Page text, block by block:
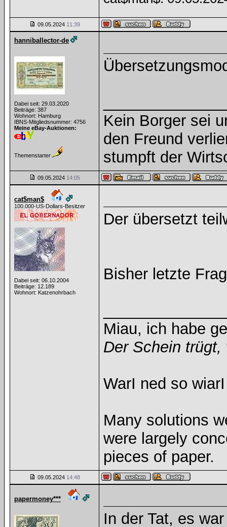
09.05.2024 11:39
hanniballector-de
Dabei seit: 29.03.2020
Beiträge: 387
Wohnort: Hamburg
IBNS-Mitgliedsnummer: 4756
Meine eBay-Auktionen:
Themenstarter
Kein Borger sei
den Freund
stumpft der
09.05.2024 14:05
cat$man$
100.000-US-Dollars-Besitzer
Dabei seit: 06.10.2004
Beiträge: 12.189
Wohnort: Katzenohrbach
Der übersetzt
Bisher letzte
Miau, ich habe
Der Schein
WarI ned so
Many solutions
were largely
pieces of paper.
09.05.2024 14:48
papermoney***
In der Tat, es